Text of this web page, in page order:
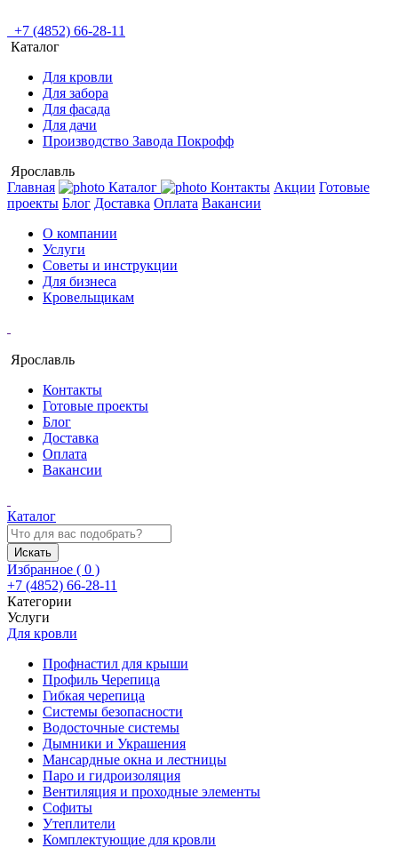
+7 (4852) 66-28-11
Каталог
Для кровли
Для забора
Для фасада
Для дачи
Производство Завода Покрофф
Ярославль
Главная
Каталог Контакты Акции Готовые
проекты Блог Доставка Оплата Вакансии
О компании
Услуги
Советы и инструкции
Для бизнеса
Кровельщикам
Ярославль
Контакты
Готовые проекты
Блог
Доставка
Оплата
Вакансии
Каталог
Искать
Избранное ( 0 )
+7 (4852) 66-28-11
Категории
Услуги
Для кровли
Профнастил для крыши
Профиль Черепица
Гибкая черепица
Системы безопасности
Водосточные системы
Дымники и Украшения
Мансардные окна и лестницы
Паро и гидроизоляция
Вентиляция и проходные элементы
Софиты
Утеплители
Комплектующие для кровли